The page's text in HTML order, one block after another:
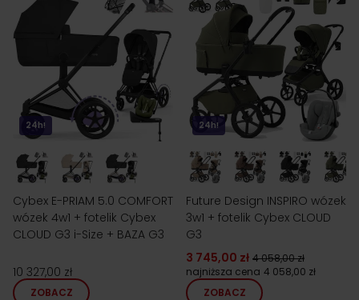
24h!
Cybex E-PRIAM 5.0 COMFORT
wózek 4w1 + fotelik Cybex
CLOUD G3 i-Size + BAZA G3
10 327,00 zł
ZOBACZ
24h!
Future Design INSPIRO wózek
3w1 + fotelik Cybex CLOUD
G3
3 745,00 zł 4 058,00 zł
najniższa cena 4 058,00 zł
ZOBACZ